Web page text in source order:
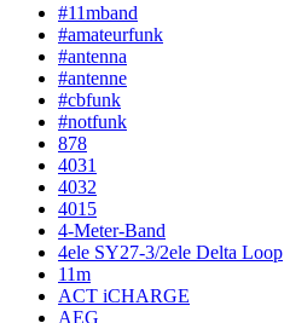
#11mband
#amateurfunk
#antenna
#antenne
#cbfunk
#notfunk
878
4031
4032
4015
4-Meter-Band
4ele SY27-3/2ele Delta Loop
11m
ACT iCHARGE
AEG